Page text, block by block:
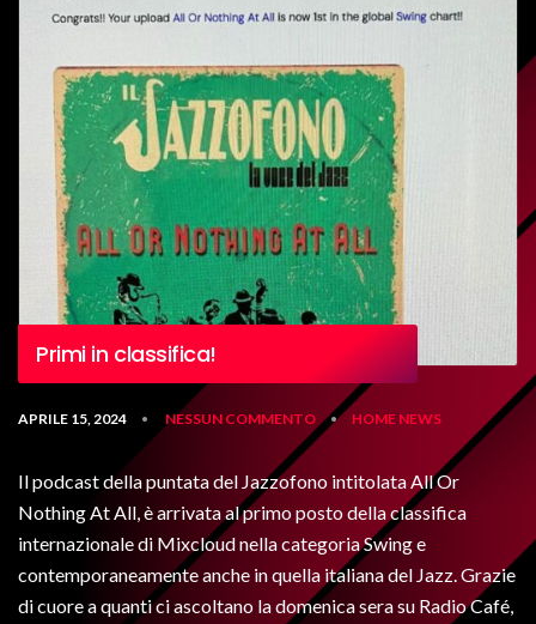
Primi in classifica!
APRILE 15, 2024 • NESSUN COMMENTO • HOME NEWS
Il podcast della puntata del Jazzofono intitolata All Or
Nothing At All, è arrivata al primo posto della classifica
internazionale di Mixcloud nella categoria Swing e
contemporaneamente anche in quella italiana del Jazz. Grazie
di cuore a quanti ci ascoltano la domenica sera su Radio Café,